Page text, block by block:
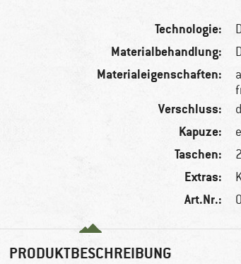
Technologie:
Materialbehandlung:
Materialeigenschaften:
Verschluss:
Kapuze:
Taschen:
Extras:
Art.Nr.:
PRODUKTBESCHREIBUNG